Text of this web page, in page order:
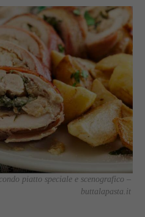
piatto speciale e scenografico –
buttalapasta.it